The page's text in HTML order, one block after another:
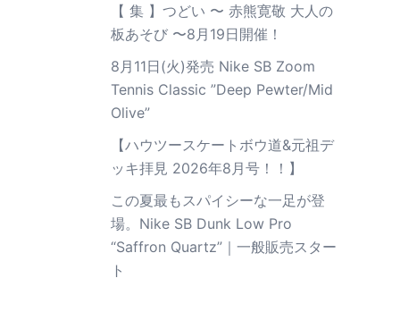
【 集 】つどい 〜 赤熊寛敬 大人の
板あそび 〜8月19日開催！
8月11日(火)発売 Nike SB Zoom
Tennis Classic ”Deep Pewter/Mid
Olive”
【ハウツースケートボウ道&元祖デ
ッキ拝見 2026年8月号！！】
この夏最もスパイシーな一足が登
場。Nike SB Dunk Low Pro
“Saffron Quartz”｜一般販売スター
ト